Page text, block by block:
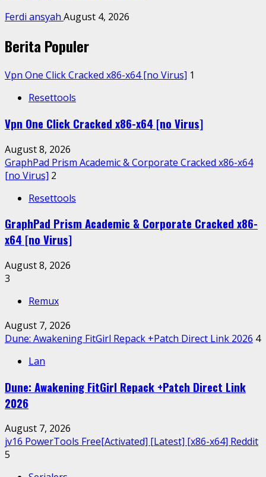
Ferdi ansyah August 4, 2026
Berita Populer
Vpn One Click Cracked x86-x64 [no Virus] 1
Resettools
Vpn One Click Cracked x86-x64 [no Virus]
August 8, 2026
GraphPad Prism Academic & Corporate Cracked x86-x64
[no Virus] 2
Resettools
GraphPad Prism Academic & Corporate Cracked x86-
x64 [no Virus]
August 8, 2026
3
Remux
August 7, 2026
Dune: Awakening FitGirl Repack +Patch Direct Link 2026 4
Lan
Dune: Awakening FitGirl Repack +Patch Direct Link
2026
August 7, 2026
jv16 PowerTools Free[Activated] [Latest] [x86-x64] Reddit
5